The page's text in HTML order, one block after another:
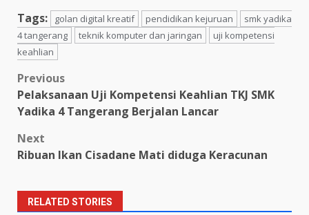
Tags: golan digital kreatif pendidikan kejuruan
smk yadika
4 tangerang
teknik komputer dan jaringan
uji kompetensi
keahlian
Post
navigation
Previous
Pelaksanaan Uji Kompetensi Keahlian TKJ SMK
Yadika 4 Tangerang Berjalan Lancar
Next
Ribuan Ikan Cisadane Mati diduga Keracunan
RELATED STORIES